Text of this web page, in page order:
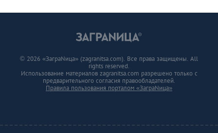
© 2026 «ЗаграNица» (zagranitsa.com). Все права защищены. All
rights reserved.
Использование материалов zagranitsa.com разрешено только с
предварительного согласия правообладателей.
Правила пользования порталом «ЗаграNица»